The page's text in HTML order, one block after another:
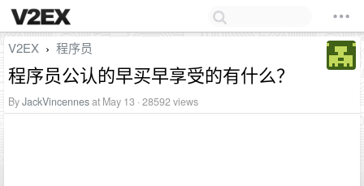
V2EX › 程序员
程序员公认的早买早享受的有什么？
ByJackVincennesat May 13 · 28592 views